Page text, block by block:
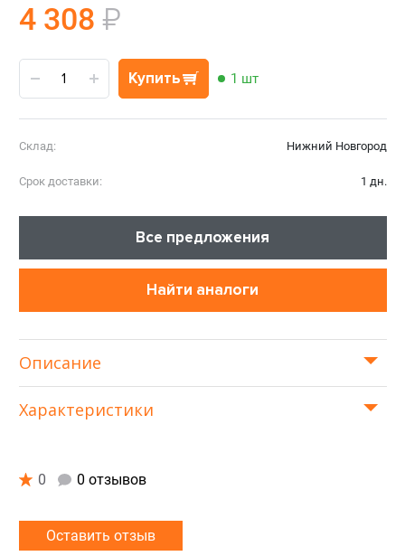
4 308 ₽
Купить 1 шт
Склад: Нижний Новгород
Срок доставки: 1 дн.
Все предложения
Найти аналоги
Описание
Характеристики
0 0 отзывов
Оставить отзыв